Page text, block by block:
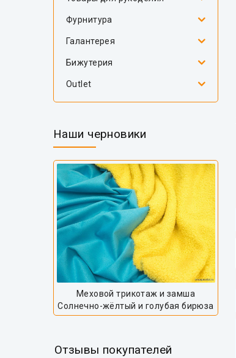
Фурнитура
Галантерея
Бижутерия
Outlet
Наши черновики
Меховой трикотаж и замша
Солнечно-жёлтый и голубая бирюза
Отзывы покупателей